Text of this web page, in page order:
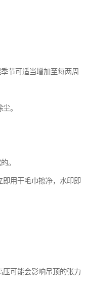
节可适当增加至每两周
。
。
用干毛巾擦净，水印即
压可能会影响吊顶的张力